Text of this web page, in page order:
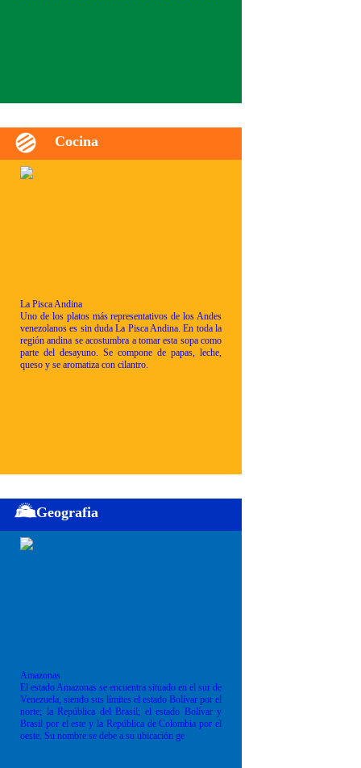
Cocina
La Pisca Andina
Uno de los platos más representativos de los Andes
venezolanos es sin duda La Pisca Andina. En toda la
región andina se acostumbra a tomar esta sopa como
parte del desayuno. Se compone de papas, leche,
queso y se aromatiza con cilantro.
Geografia
Amazonas
El estado Amazonas se encuentra situado en el sur de
Venezuela, siendo sus límites el estado Bolívar por el
norte; la República del Brasil; el estado Bolívar y
Brasil por el este y la República de Colombia por el
oeste. Su nombre se debe a su ubicación ge